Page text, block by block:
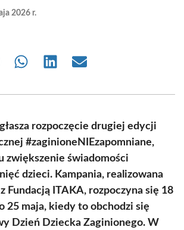
2026 r.
Share Share Share
rozpoczęcie drugiej edycji
#zaginioneNIEzapomniane,
zwiększenie świadomości
dzieci. Kampania, realizowana
Fundacją ITAKA, rozpoczyna się 18
25 maja, kiedy to obchodzi się
Dzień Dziecka Zaginionego. W